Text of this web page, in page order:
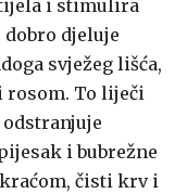
i stimulira
djeluje
svježeg lišća,
To liječi
odstranjuje
i bubrežne
čisti krv i